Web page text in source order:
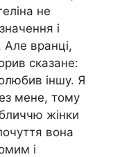
не
і
Але вранці,
сказане:
іншу. Я
мене, тому
жінки
вона
і